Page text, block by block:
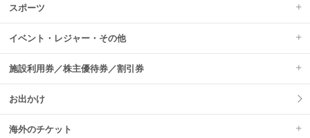
スポーツ
イベント・レジャー・その他
施設利用券／株主優待券／割引券
お出かけ
海外のチケット